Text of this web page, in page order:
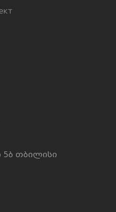
5ბ თბილისი